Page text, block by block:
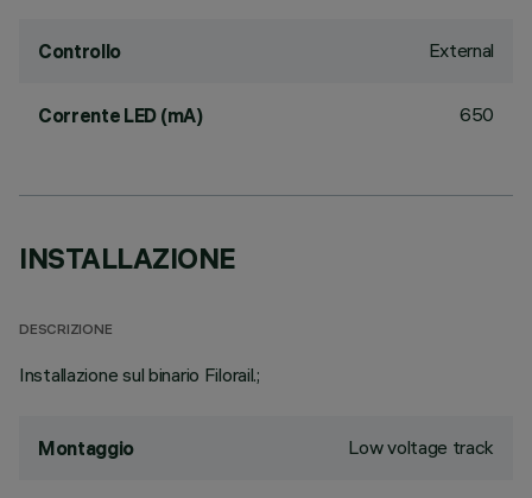
Controllo External
Corrente LED (mA) 650
INSTALLAZIONE
DESCRIZIONE
Installazione sul binario Filorail.;
Montaggio Low voltage track